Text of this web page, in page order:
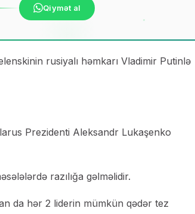
Qiymət al
rusiyalı həmkarı Vladimir Putinlə
Prezidenti Aleksandr Lukaşenko
razılığa gəlməlidir.
da hər 2 liderin mümkün qədər tez